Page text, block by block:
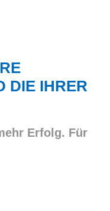
DIE IHRER
Erfolg. Für